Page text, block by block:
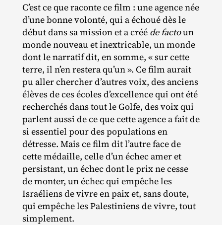
C’est ce que raconte ce film : une agence née
d’une bonne volonté, qui a échoué dès le
début dans sa mission et a créé de factoun
monde nouveau et inextricable, un monde
dont le narratif dit, en somme, « sur cette
terre, il n’en restera qu’un ». Ce film aurait
pu aller chercher d’autres voix, des anciens
élèves de ces écoles d’excellence qui ont été
recherchés dans tout le Golfe, des voix qui
parlent aussi de ce que cette agence a fait de
si essentiel pour des populations en
détresse. Mais ce film dit l’autre face de
cette médaille, celle d’un échec amer et
persistant, un échec dont le prix ne cesse
de monter, un échec qui empêche les
Israéliens de vivre en paix et, sans doute,
qui empêche les Palestiniens de vivre, tout
simplement.